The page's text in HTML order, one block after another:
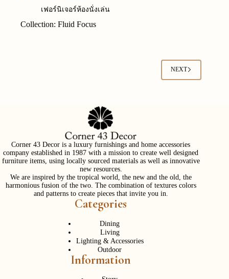
เฟอร์นิเจอร์ห้องนั่งเล่น
Collection: Fluid Focus
NEXT
Corner 43 Decor is a luxury furnishings and home accessories
company established in 1987 with a mission to create well designed
furniture items, using locally sourced materials as well as innovative
new resources.
We are inspired by the tropical world, the new and the old, the
harmonious fusion of the two. The combination of textures colors
and patterns to create pieces that invite you in.
Categories
Dining
Living
Lighting & Accessories
Outdoor
Information